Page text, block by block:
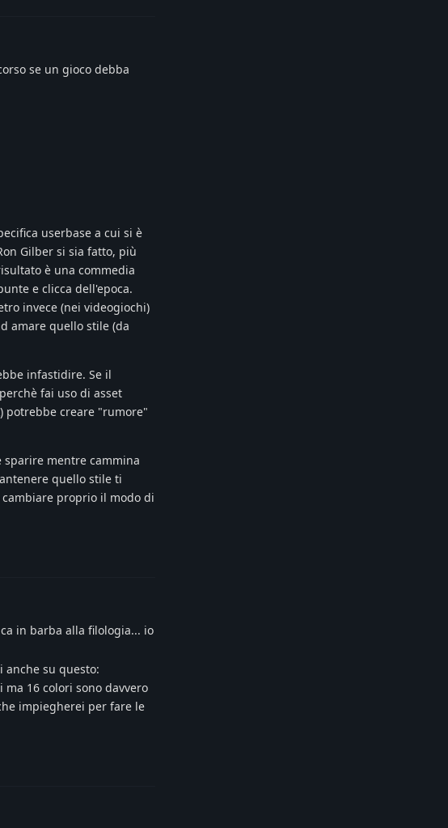
se un gioco debba
userbase a cui si è
Gilber si sia fatto, più
è una commedia
e clicca dell'epoca.
invece (nei videogiochi)
amare quello stile (da
infastidire. Se il
fai uso di asset
potrebbe creare "rumore"
mentre cammina
quello stile ti
proprio il modo di
in barba alla filologia... io
anche su questo:
16 colori sono davvero
impiegherei per fare le